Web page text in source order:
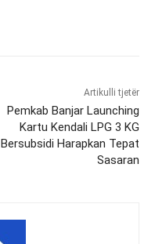
Artikulli tjetër
Pemkab Banjar Launching
Kartu Kendali LPG 3 KG
Bersubsidi Harapkan Tepat
Sasaran